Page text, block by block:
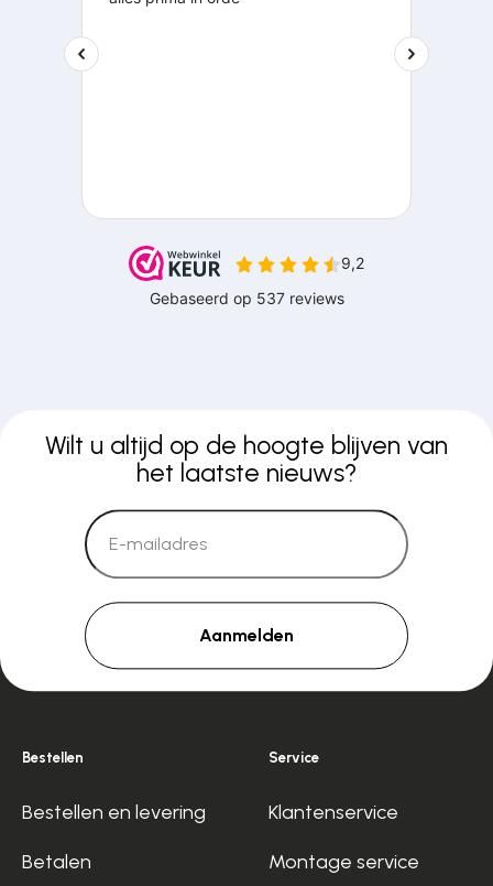
Wilt u altijd op de hoogte blijven van
het laatste nieuws?
Aanmelden
Bestellen
Bestellen en levering
Betalen
Service
Klantenservice
Montage service